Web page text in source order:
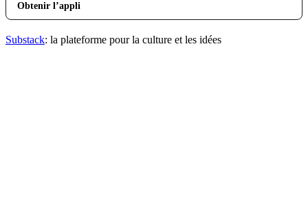
Obtenir l’appli
Substack: la plateforme pour la culture et les idées